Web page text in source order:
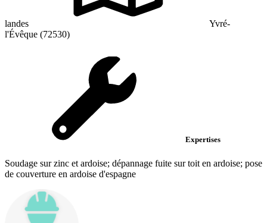
landes
Yvré-
l'Évêque (72530)
Expertises
Soudage sur zinc et ardoise; dépannage fuite sur toit en ardoise; pose
de couverture en ardoise d'espagne